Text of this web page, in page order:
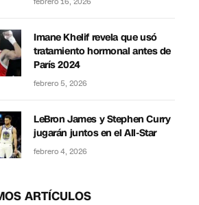
Imane Khelif revela que usó
tratamiento hormonal antes de
París 2024
febrero 5, 2026
LeBron James y Stephen Curry
jugarán juntos en el All-Star
febrero 4, 2026
ARTÍCULOS